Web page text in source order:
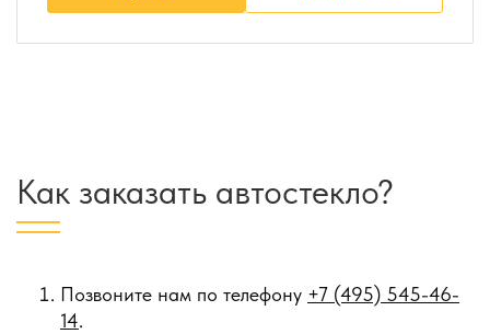
Как заказать автостекло?
Позвоните нам по телефону +7 (495) 545-46-
14.